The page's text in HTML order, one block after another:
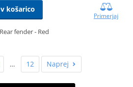
košarico
Primerjaj
Rear fender - Red
… 12 Naprej